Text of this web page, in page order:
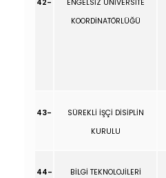
42-
ENGELSİZ ÜNİVERSİTE
KOORDİNATÖRLÜĞÜ
43-
SÜREKLİ İŞÇİ DİSİPLİN
KURULU
44-
BİLGİ TEKNOLOJİLERİ